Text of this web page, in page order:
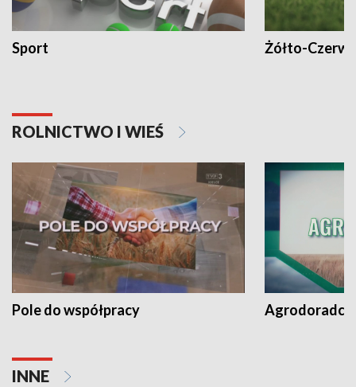
Sport Żółto-
ROLNICTWO I WIEŚ
Pole do współpracy Agrodoradcy
INNE